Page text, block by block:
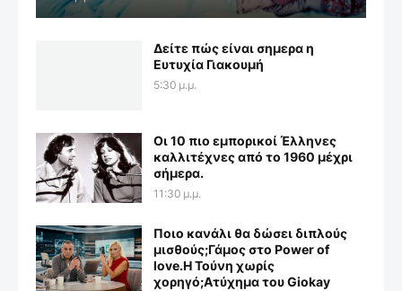
Δείτε πώς είναι σημερα η
Ευτυχία Γιακουμή
5:30 μ.μ.
Οι 10 πιο εμπορικοί Έλληνες
καλλιτέχνες από το 1960 μέχρι
σήμερα.
11:30 μ.μ.
Ποιο κανάλι θα δώσει διπλούς
μισθούς;Γάμος στο Power of
love.Η Τούνη χωρίς
χορηγό;Aτύχημα του Giokay